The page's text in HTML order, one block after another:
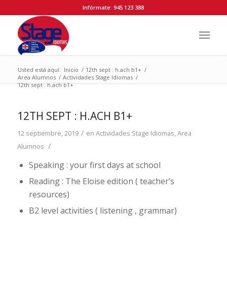
Infórmate: 945 123 388
Usted está aquí: Inicio / 12th sept : h.ach b1+ /
Area Alumnos / Actividades Stage Idiomas /
12th sept : h.ach b1+
12TH SEPT : H.ACH B1+
12 septiembre, 2019 / en Actividades Stage Idiomas,Area
Alumnos /
Speaking : your first days at school
Reading : The Eloise edition ( teacher’s
resources)
B2 level activities ( listening , grammar)